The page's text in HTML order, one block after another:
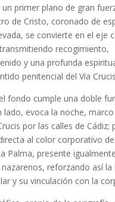
primer plano de gran
de Cristo, coronado de
se convierte en el eje
recogimiento,
y una profunda
penitencial del Vía
fondo cumple una doble
lado, evoca la noche,
por las calles de Cádiz;
al color corporativo
Palma, presente
reforzando así la
y su vinculación con la